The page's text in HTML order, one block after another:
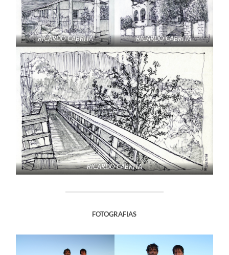
RICARDO CABRITA RICARDO CABRITA
RICARDO CABRITA
FOTOGRAFIAS